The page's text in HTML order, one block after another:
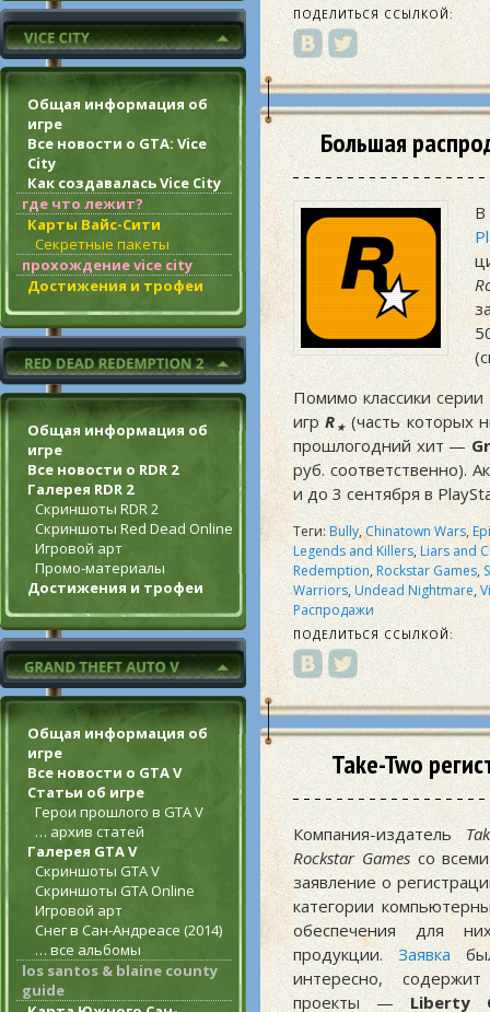
Общая информация об
игре
Все новости о GTA: Vice
City
Как создавалась Vice City
где что лежит?
Карты Вайс-Сити
Секретные пакеты
прохождение vice city
Достижения и трофеи
Общая информация об
игре
Все новости о RDR 2
Галерея RDR 2
Скриншоты RDR 2
Скриншоты Red Dead Online
Игровой арт
Промо-материалы
Достижения и трофеи
Общая информация об
игре
Все новости о GTA V
Статьи об игре
Герои прошлого в GTA V
… архив статей
Галерея GTA V
Скриншоты GTA V
Скриншоты GTA Online
Игровой арт
Снег в Сан-Андреасе (2014)
… все альбомы
los santos & blaine county
guide
ПОДЕЛИТЬСЯ ССЫЛКОЙ:
Большая
Помимо классики серии
игрR★ (часть которых
прошлогодний хит —
руб. соответственно).
и до 3 сентября в
Теги: Bully,Chinatown Wars,
Legends and Killers,Liars and
Redemption,Rockstar Games,
Warriors,Undead Nightmare,
Распродажи
ПОДЕЛИТЬСЯ ССЫЛКОЙ:
Take-Two
Компания-издатель
Rockstar Gamesсо
заявление о
категории
обеспечения для
продукции. Заявка
интересно,
проекты —Liberty